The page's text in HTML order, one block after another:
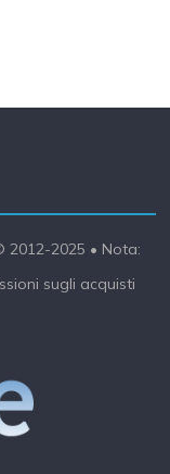
2012-2025 • Nota:
sugli acquisti